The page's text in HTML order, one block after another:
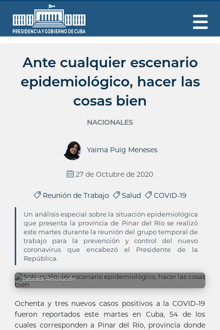
Ante cualquier escenario
epidemiológico, hacer las
cosas bien
NACIONALES
Yaima Puig Meneses
27 de Octubre de 2020
Reunión de Trabajo Salud COVID-19
Un análisis especial sobre la situación epidemiológica
que presenta la provincia de Pinar del Río se realizó
este martes durante la reunión del grupo temporal de
trabajo para la prevención y control del nuevo
coronavirus que encabezó el Presidente de la
República.
Estudios Revolución
Ochenta y tres nuevos casos positivos a la COVID-19
fueron reportados este martes en Cuba, 54 de los
cuales corresponden a Pinar del Río, provincia donde